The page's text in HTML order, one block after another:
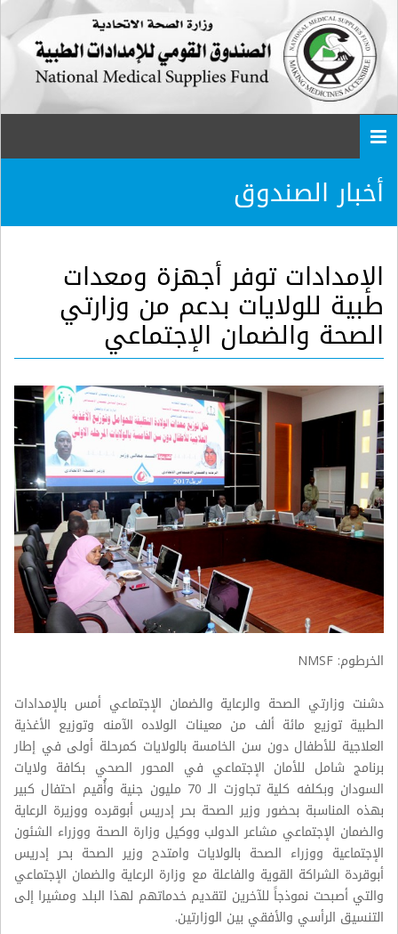
أخبار الصندوق
الإمدادات توفر أجهزة ومعدات
طبية للولايات بدعم من وزارتي
الصحة والضمان الإجتماعي
الخرطوم: NMSF
دشنت وزارتي الصحة والرعاية والضمان الإجتماعي أمس بالإمدادات
الطبية توزيع مائة ألف من معينات الولاده الآمنه وتوزيع الأغذية
العلاجية للأطفال دون سن الخامسة بالولايات كمرحلة أولى في إطار
برنامج شامل للأمان الإجتماعي في المحور الصحي بكافة ولايات
السودان وبكلفه كلية تجاوزت الـ 70 مليون جنية وأُقيم احتفال كبير
بهذه المناسبة بحضور وزير الصحة بحر إدريس أبوقرده ووزيرة الرعاية
والضمان الإجتماعي مشاعر الدولب ووكيل وزارة الصحة ووزراء الشئون
الإجتماعية ووزراء الصحة بالولايات وامتدح وزير الصحة بحر إدريس
أبوقردة الشراكة القوية والفاعلة مع وزارة الرعاية والضمان الإجتماعي
والتي أصبحت نموذجاً للآخرين لتقديم خدماتهم لهذا البلد ومشيرا إلى
التنسيق الرأسي والأفقي بين الوزارتين.